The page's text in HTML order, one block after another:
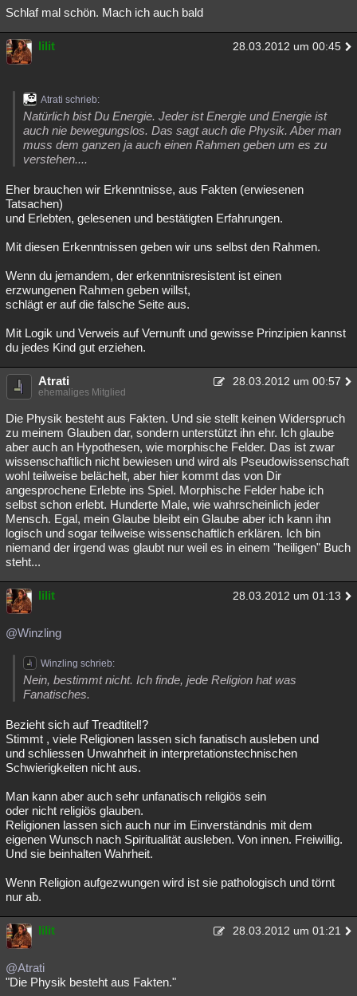
Schlaf mal schön. Mach ich auch bald
lilit 28.03.2012 um 00:45
Atrati schrieb:
Natürlich bist Du Energie. Jeder ist Energie und Energie ist
auch nie bewegungslos. Das sagt auch die Physik. Aber man
muss dem ganzen ja auch einen Rahmen geben um es zu
verstehen....
Eher brauchen wir Erkenntnisse, aus Fakten (erwiesenen
Tatsachen)
und Erlebten, gelesenen und bestätigten Erfahrungen.
Mit diesen Erkenntnissen geben wir uns selbst den Rahmen.
Wenn du jemandem, der erkenntnisresistent ist einen
erzwungenen Rahmen geben willst,
schlägt er auf die falsche Seite aus.
Mit Logik und Verweis auf Vernunft und gewisse Prinzipien kannst
du jedes Kind gut erziehen.
Atrati 28.03.2012 um 00:57
ehemaliges Mitglied
Die Physik besteht aus Fakten. Und sie stellt keinen Widerspruch
zu meinem Glauben dar, sondern unterstützt ihn ehr. Ich glaube
aber auch an Hypothesen, wie morphische Felder. Das ist zwar
wissenschaftlich nicht bewiesen und wird als Pseudowissenschaft
wohl teilweise belächelt, aber hier kommt das von Dir
angesprochene Erlebte ins Spiel. Morphische Felder habe ich
selbst schon erlebt. Hunderte Male, wie wahrscheinlich jeder
Mensch. Egal, mein Glaube bleibt ein Glaube aber ich kann ihn
logisch und sogar teilweise wissenschaftlich erklären. Ich bin
niemand der irgend was glaubt nur weil es in einem "heiligen" Buch
steht...
lilit 28.03.2012 um 01:13
@Winzling
Winzling schrieb:
Nein, bestimmt nicht. Ich finde, jede Religion hat was
Fanatisches.
Bezieht sich auf Treadtitel!?
Stimmt , viele Religionen lassen sich fanatisch ausleben und
und schliessen Unwahrheit in interpretationstechnischen
Schwierigkeiten nicht aus.
Man kann aber auch sehr unfanatisch religiös sein
oder nicht religiös glauben.
Religionen lassen sich auch nur im Einverständnis mit dem
eigenen Wunsch nach Spiritualität ausleben. Von innen. Freiwillig.
Und sie beinhalten Wahrheit.
Wenn Religion aufgezwungen wird ist sie pathologisch und törnt
nur ab.
lilit 28.03.2012 um 01:21
@Atrati
"Die Physik besteht aus Fakten."